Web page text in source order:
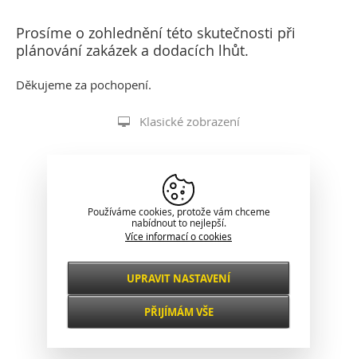
Prosíme o zohlednění této skutečnosti při
plánování zakázek a dodacích lhůt.
Děkujeme za pochopení.
Klasické zobrazení
Používáme cookies, protože vám chceme
nabídnout to nejlepší.
Více informací o cookies
Nezbytné
VŽDY AKTIVNÍ
Funkční a
UPRAVIT NASTAVENÍ
PŘIJÍMÁM VŠE